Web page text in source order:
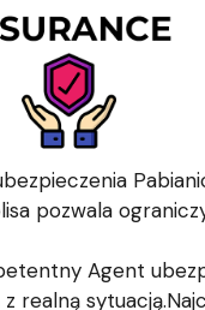
pozwala
Agent
realną